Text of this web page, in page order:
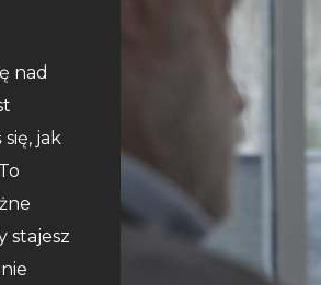
nad
jak
stajesz